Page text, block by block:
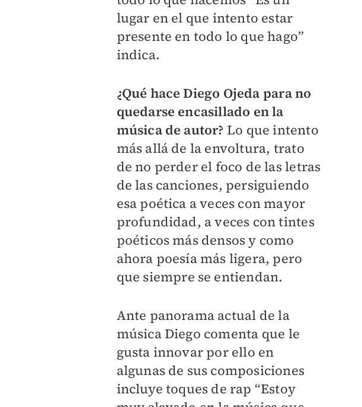
lugar en el que intento estar
presente en todo lo que hago”
indica.
¿Qué hace Diego Ojeda para no
quedarse encasillado en la
música de autor? Lo que intento
más allá de la envoltura, trato
de no perder el foco de las letras
de las canciones, persiguiendo
esa poética a veces con mayor
profundidad, a veces con tintes
poéticos más densos y como
ahora poesía más ligera, pero
que siempre se entiendan.
Ante panorama actual de la
música Diego comenta que le
gusta innovar por ello en
algunas de sus composiciones
incluye toques de rap “Estoy